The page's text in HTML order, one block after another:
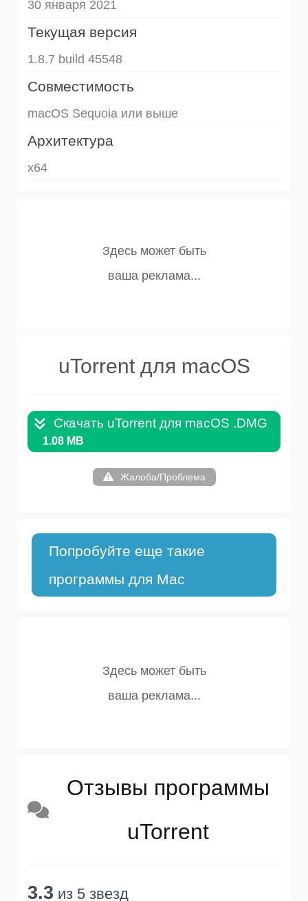
30 января 2021
Текущая версия
1.8.7 build 45548
Совместимость
macOS Sequoia или выше
Архитектура
x64
uTorrent для macOS
Скачать uTorrent для macOS .DMG
1.08 MB
Жалоба/Проблема
Попробуйте еще такие
программы для Mac
Отзывы программы
uTorrent
3.3 из 5 звезд